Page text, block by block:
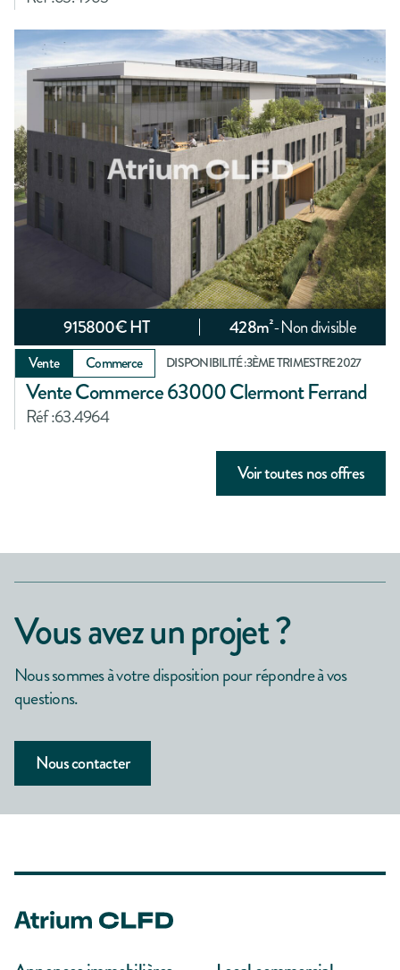
Voir toutes nos offres
915800€ HT 428m²-Non divisible
Vente Commerce DISPONIBILITÉ :3ÈME TRIMESTRE 2027
Vente Commerce 63000 Clermont Ferrand
Réf :63.4964
Vous avez un projet ?
Nous sommes à votre disposition pour répondre à vos
questions.
Nous contacter